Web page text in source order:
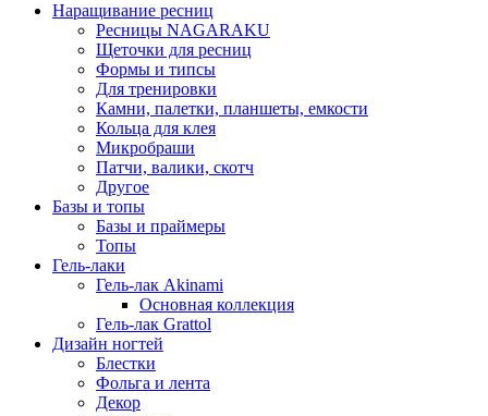
Наращивание ресниц
Ресницы NAGARAKU
Щеточки для ресниц
Формы и типсы
Для тренировки
Камни, палетки, планшеты, емкости
Кольца для клея
Микробраши
Патчи, валики, скотч
Другое
Базы и топы
Базы и праймеры
Топы
Гель-лаки
Гель-лак Akinami
Основная коллекция
Гель-лак Grattol
Дизайн ногтей
Блестки
Фольга и лента
Декор